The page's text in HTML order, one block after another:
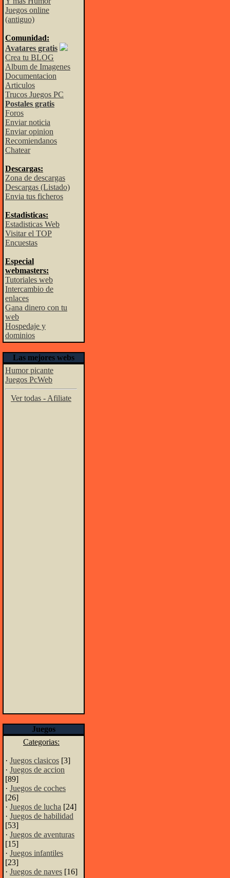
Juegos online
(antiguo)
Comunidad:
Avatares gratis
Crea tu BLOG
Album de Imagenes
Documentacion
Articulos
Trucos Juegos PC
Postales gratis
Foros
Enviar noticia
Enviar opinion
Recomiendanos
Chatear
Descargas:
Zona de descargas
Descargas (Listado)
Envia tus ficheros
Estadisticas:
Estadisticas Web
Visitar el TOP
Encuestas
Especial
webmasters:
Tutoriales web
Intercambio de
enlaces
Gana dinero con tu
web
Hospedaje y
dominios
Las mejores webs
Humor picante
Juegos PcWeb
Ver todas - Afiliate
Juegos
Categorias:
· Juegos clasicos [3]
· Juegos de accion
[89]
· Juegos de coches
[26]
· Juegos de lucha [24]
· Juegos de habilidad
[53]
· Juegos de aventuras
[15]
· Juegos infantiles
[23]
· Juegos de naves [16]